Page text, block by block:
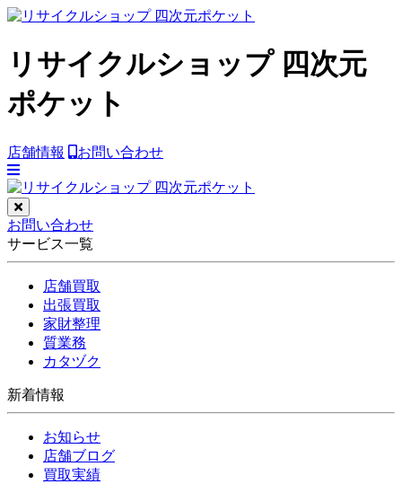
リサイクルショップ 四次元
ポケット
店舗情報 お問い合わせ
お問い合わせ
サービス一覧
店舗買取
出張買取
家財整理
質業務
カタヅク
新着情報
お知らせ
店舗ブログ
買取実績